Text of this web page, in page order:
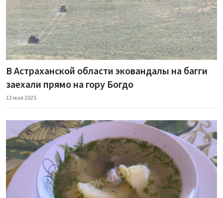
В Астраханской области эковандалы на багги
заехали прямо на гору Богдо
13 мая 2025